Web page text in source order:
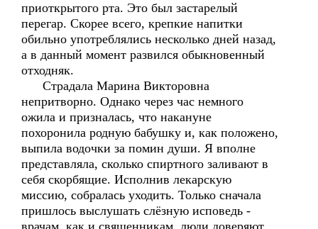
приоткрытого рта. Это был застарелый
перегар. Скорее всего, крепкие напитки
обильно употреблялись несколько дней назад,
а в данный момент развился обыкновенный
отходняк.
Страдала Марина Викторовна
непритворно. Однако через час немного
ожила и призналась, что накануне
похоронила родную бабушку и, как положено,
выпила водочки за помин души. Я вполне
представляла, сколько спиртного заливают в
себя скорбящие. Исполнив лекарскую
миссию, собралась уходить. Только сначала
пришлось выслушать слёзную исповедь -
врачам, как и священникам, люди доверяют